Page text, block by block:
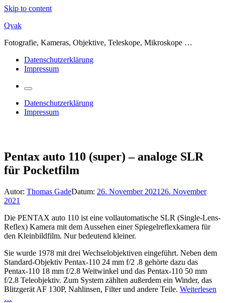
Skip to content
Qvak
Fotografie, Kameras, Objektive, Teleskope, Mikroskope …
Datenschutzerklärung
Impressum
Datenschutzerklärung
Impressum
Pentax auto 110 (super) – analoge SLR
für Pocketfilm
Autor: Thomas GadeDatum: 26. November 2021 26. November
2021
Die PENTAX auto 110 ist eine vollautomatische SLR (Single-Lens-
Reflex) Kamera mit dem Aussehen einer Spiegelreflexkamera für
den Kleinbildfilm. Nur bedeutend kleiner.
Sie wurde 1978 mit drei Wechselobjektiven eingeführt. Neben dem
Standard-Objektiv Pentax-110 24 mm f/2 .8 gehörte dazu das
Pentax-110 18 mm f/2.8 Weitwinkel und das Pentax-110 50 mm
f/2.8 Teleobjektiv. Zum System zählten außerdem ein Winder, das
Blitzgerät AF 130P, Nahlinsen, Filter und andere Teile. Weiterlesen
…